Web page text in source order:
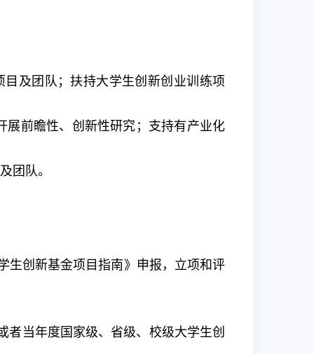
及团队；扶持大学生创新创业训练项
展前瞻性、创新性研究；支持有产业化
团队。
生创新基金项目指南》申报，立项和评
者当年度国家级、省级、校级大学生创